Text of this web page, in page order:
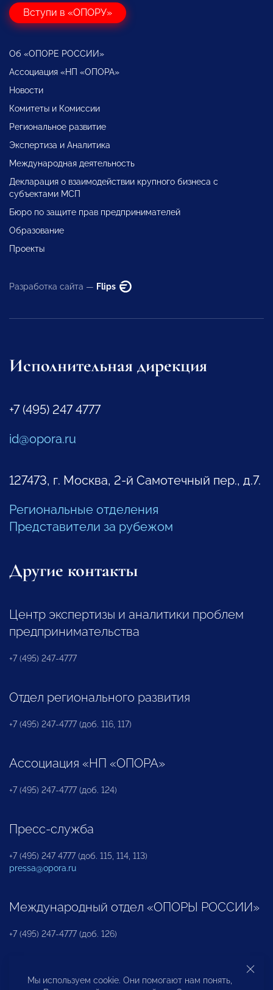
Вступи в «ОПОРУ»
Об «ОПОРЕ РОССИИ»
Ассоциация «НП «ОПОРА»
Новости
Комитеты и Комиссии
Региональное развитие
Экспертиза и Аналитика
Международная деятельность
Декларация о взаимодействии крупного бизнеса с
субъектами МСП
Бюро по защите прав предпринимателей
Образование
Проекты
Разработка сайта — Flips
Исполнительная дирекция
+7 (495) 247 4777
id@opora.ru
127473, г. Москва, 2-й Самотечный пер., д.7.
Региональные отделения
Представители за рубежом
Другие контакты
Центр экспертизы и аналитики проблем
предпринимательства
+7 (495) 247-4777
Отдел регионального развития
+7 (495) 247-4777 (доб. 116, 117)
Ассоциация «НП «ОПОРА»
+7 (495) 247-4777 (доб. 124)
Пресс-служба
+7 (495) 247 4777 (доб. 115, 114, 113)
pressa@opora.ru
Международный отдел «ОПОРЫ РОССИИ»
+7 (495) 247-4777 (доб. 126)
Бюро по защите прав предпринимателей и
Мы используем cookie. Они помогают нам понять,